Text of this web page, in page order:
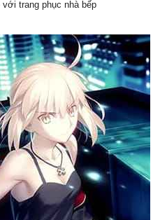
trang phục nhà bếp